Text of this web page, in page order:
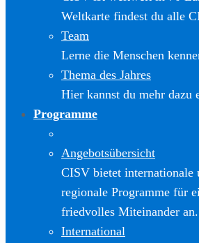
Weltkarte findest du alle
Team
Lerne die Menschen
Thema des Jahres
Hier kannst du mehr dazu
Programme
Angebotsübersicht
CISV bietet internationale
regionale Programme für
friedvolles Miteinander an.
International